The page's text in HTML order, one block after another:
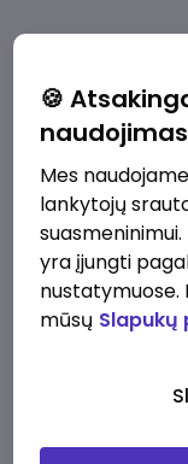
Pridėti naują
Kokios srities
Pridėti naują
🍪
naudojimas
Mes
lankytojų
yra įjungti
nustatymuose.
mūsų Slapukų